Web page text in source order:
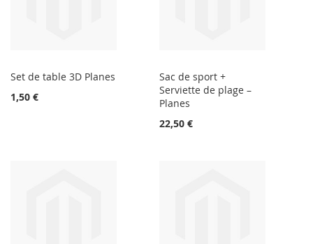
Set de table 3D Planes
1,50 €
Sac de sport +
Serviette de plage –
Planes
22,50 €